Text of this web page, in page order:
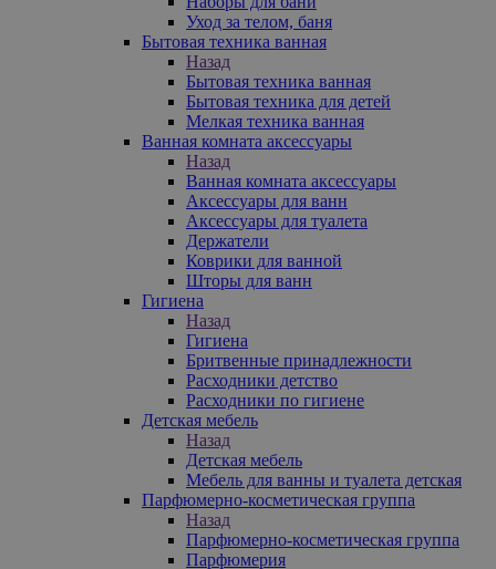
Уход за телом, баня
Бытовая техника ванная
Назад
Бытовая техника ванная
Бытовая техника для детей
Мелкая техника ванная
Ванная комната аксессуары
Назад
Ванная комната аксессуары
Аксессуары для ванн
Аксессуары для туалета
Держатели
Коврики для ванной
Шторы для ванн
Гигиена
Назад
Гигиена
Бритвенные принадлежности
Расходники детство
Расходники по гигиене
Детская мебель
Назад
Детская мебель
Мебель для ванны и туалета детская
Парфюмерно-косметическая группа
Назад
Парфюмерно-косметическая группа
Парфюмерия